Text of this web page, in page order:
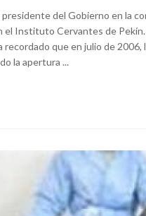
del Gobierno en la
el Instituto Cervantes de
recordado que en julio de
la apertura ...